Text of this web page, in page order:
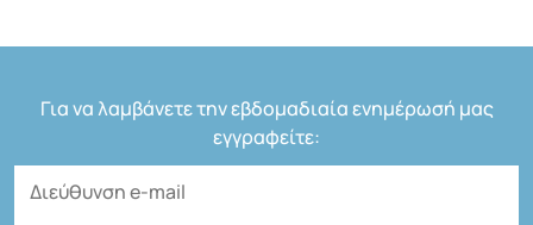
Για να λαμβάνετε την εβδομαδιαία ενημέρωσή μας
εγγραφείτε: